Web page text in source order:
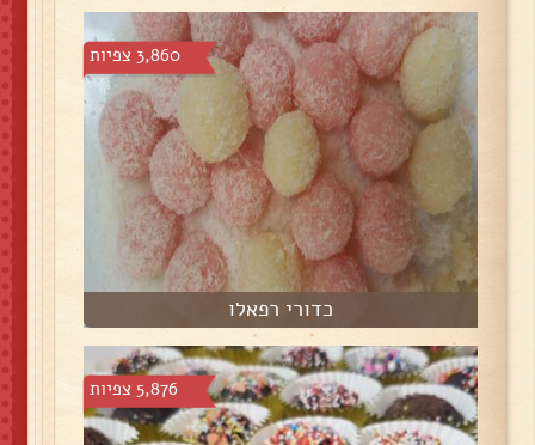
3,860 צפיות
כדורי רפאלו
5,876 צפיות